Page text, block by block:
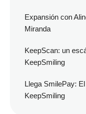
Expansión con
Miranda
KeepScan: un
KeepSmiling
Llega SmilePay:
KeepSmiling